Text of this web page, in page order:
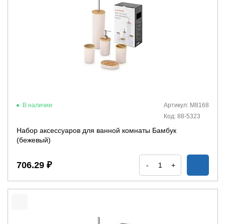
В наличии
Артикул: М8168
Код: 88-5323
Набор аксессуаров для ванной комнаты Бамбук
(бежевый)
706.29 ₽ - +